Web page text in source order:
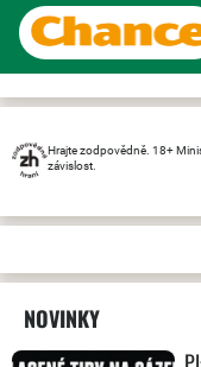
Hrajte zodpovědně. 18+
závislost.
NOVINKY